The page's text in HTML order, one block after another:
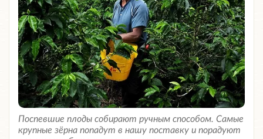
Поспевшие плоды собирают ручным способом. Самые
крупные зёрна попадут в нашу поставку и порадуют